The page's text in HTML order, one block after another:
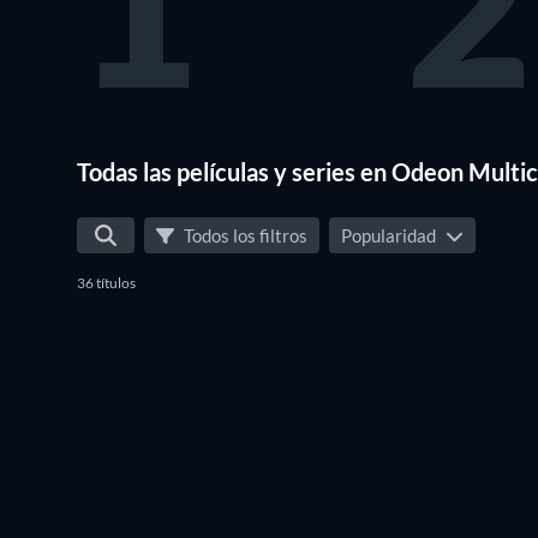
Todas las películas y series en Odeon
Todos los filtros Popularidad
36 títulos